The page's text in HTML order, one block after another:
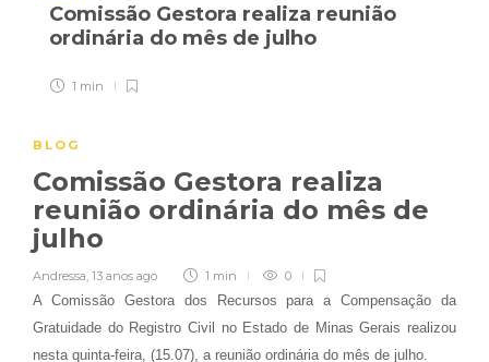
Comissão Gestora realiza reunião
ordinária do mês de julho
1 min
BLOG
Comissão Gestora realiza
reunião ordinária do mês de
julho
Andressa, 13 anos ago 1 min 0
A Comissão Gestora dos Recursos para a Compensação da
Gratuidade do Registro Civil no Estado de Minas Gerais realizou
nesta quinta-feira, (15.07), a reunião ordinária do mês de julho.